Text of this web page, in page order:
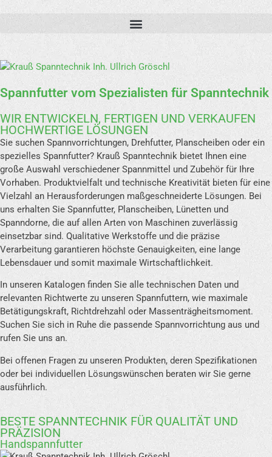
Spannfutter vom Spezialisten für Spanntechnik
WIR ENTWICKELN, FERTIGEN UND VERKAUFEN
HOCHWERTIGE LÖSUNGEN
Sie suchen Spannvorrichtungen, Drehfutter, Planscheiben oder ein
spezielles Spannfutter? Krauß Spanntechnik bietet Ihnen eine
große Auswahl verschiedener Spannmittel und Zubehör für Ihre
Vorhaben. Produktvielfalt und technische Kreativität bieten für eine
Vielzahl an Herausforderungen maßgeschneiderte Lösungen. Bei
uns erhalten Sie Spannfutter, Planscheiben, Lünetten und
Spanndorne, die auf allen Arten von Maschinen zuverlässig
einsetzbar sind. Qualitative Werkstoffe und die präzise
Verarbeitung garantieren höchste Genauigkeiten, eine lange
Lebensdauer und somit maximale Wirtschaftlichkeit.
In unseren Katalogen finden Sie alle technischen Daten und
relevanten Richtwerte zu unseren Spannfuttern, wie maximale
Betätigungskraft, Richtdrehzahl oder Massenträgheitsmoment.
Suchen Sie sich in Ruhe die passende Spannvorrichtung aus und
rufen Sie uns an.
Bei offenen Fragen zu unseren Produkten, deren Spezifikationen
oder bei individuellen Lösungswünschen beraten wir Sie gerne
ausführlich.
BESTE SPANNTECHNIK FÜR QUALITÄT UND
PRÄZISION
Handspannfutter